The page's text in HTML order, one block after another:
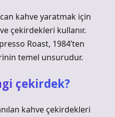
kahve yaratmak için
çekirdekleri kullanır.
Roast, 1984’ten
temel unsurudur.
çekirdek?
kahve çekirdekleri